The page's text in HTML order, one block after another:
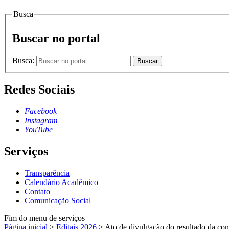
Busca
Buscar no portal
Busca: Buscar
Redes Sociais
Facebook
Instagram
YouTube
Serviços
Transparência
Calendário Acadêmico
Contato
Comunicação Social
Fim do menu de serviços
Página inicial > Editais 2026 > Ato de divulgação do resultado da